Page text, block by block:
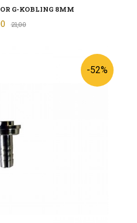
G-KOBLING 8MM
21,00Rabatt
-52%